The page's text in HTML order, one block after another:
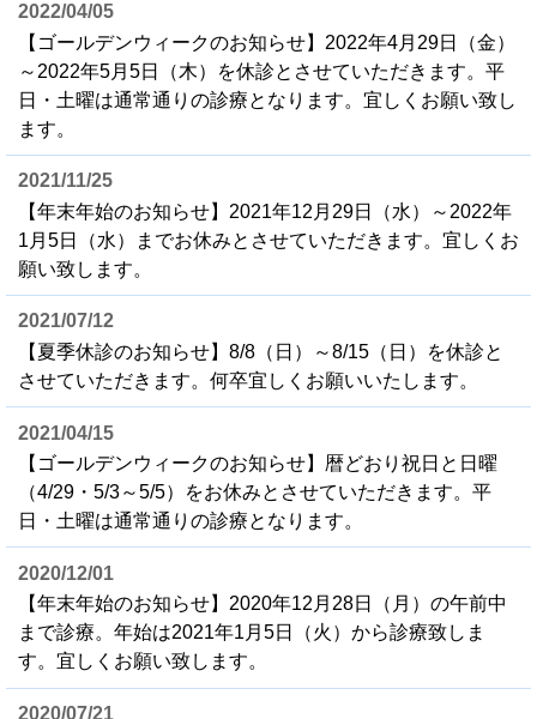
2022/04/05
【ゴールデンウィークのお知らせ】2022年4月29日（金）
～2022年5月5日（木）を休診とさせていただきます。平
日・土曜は通常通りの診療となります。宜しくお願い致し
ます。
2021/11/25
【年末年始のお知らせ】2021年12月29日（水）～2022年
1月5日（水）までお休みとさせていただきます。宜しくお
願い致します。
2021/07/12
【夏季休診のお知らせ】8/8（日）～8/15（日）を休診と
させていただきます。何卒宜しくお願いいたします。
2021/04/15
【ゴールデンウィークのお知らせ】暦どおり祝日と日曜
（4/29・5/3～5/5）をお休みとさせていただきます。平
日・土曜は通常通りの診療となります。
2020/12/01
【年末年始のお知らせ】2020年12月28日（月）の午前中
まで診療。年始は2021年1月5日（火）から診療致しま
す。宜しくお願い致します。
2020/07/21